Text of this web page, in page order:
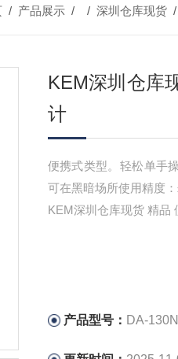
/ 产品展示/ / 深圳仓库现货/
KEM深圳仓库
计
便携式类型。轻松单手
可在黑暗场所使用精度
KEM深圳仓库现货 精品
产品型号： DA-130N